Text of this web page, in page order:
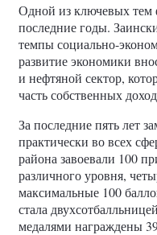
Одной из ключевых тем
последние годы.
темпы социально-
развитие экономики
и нефтяной сектор,
часть собственных
За последние пять лет
практически во всех
района завоевали 100
различного уровня,
максимальные 100
стала
медалями награждены